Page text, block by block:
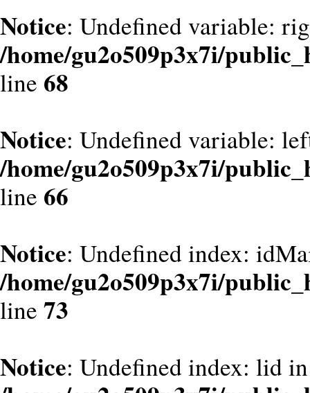
Notice: Undefined variable:
/home/gu2o509p3x7i/
line 68
Notice: Undefined variable:
/home/gu2o509p3x7i/
line 66
Notice: Undefined index:
/home/gu2o509p3x7i/
line 73
Notice: Undefined index: lid in